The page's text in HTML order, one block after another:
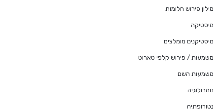
מילון פירוש חלומות
מיסטיקה
מיסטיקנים מומלצים
משמעות / פירוש קלפי טארוט
משמעות השם
נומרולוגיה
נטורופתיה